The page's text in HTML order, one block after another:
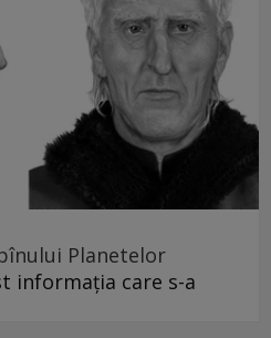
Planetelor
informaţia care s-a